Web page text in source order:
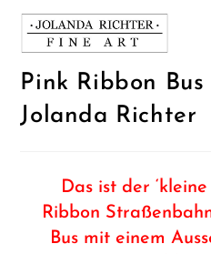
Pink Ribbon
Jolanda Richter
Das ist der
Ribbon
Bus mit einem